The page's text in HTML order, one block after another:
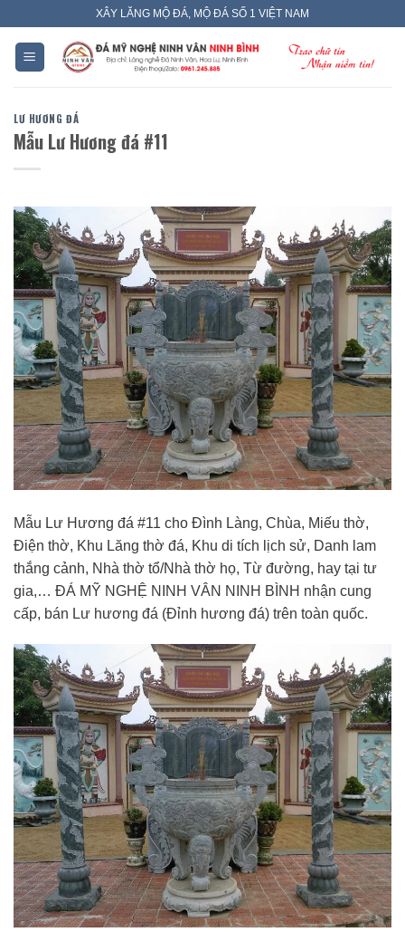
content
XÂY LĂNG MỘ ĐÁ, MỘ ĐÁ SỐ 1 VIỆT NAM
LƯ HƯƠNG ĐÁ
Mẫu Lư Hương đá #11
Mẫu Lư Hương đá #11 cho Đình Làng, Chùa, Miếu thờ,
Điện thờ, Khu Lăng thờ đá, Khu di tích lịch sử, Danh lam
thắng cảnh, Nhà thờ tổ/Nhà thờ họ, Từ đường, hay tại tư
gia,… ĐÁ MỸ NGHỆ NINH VÂN NINH BÌNH nhận cung
cấp, bán Lư hương đá (Đỉnh hương đá) trên toàn quốc.